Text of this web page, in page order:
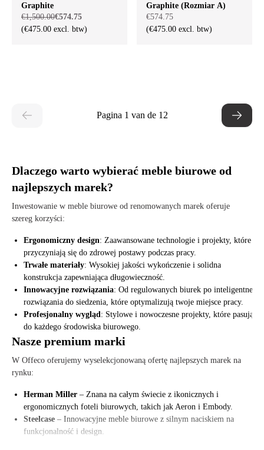
Graphite
€1,500.00€574.75
(€475.00 excl. btw)
Graphite (Rozmiar A)
€574.75
(€475.00 excl. btw)
Pagina 1 van de 12
Dlaczego warto wybierać meble biurowe od
najlepszych marek?
Inwestowanie w meble biurowe od renomowanych marek oferuje
szereg korzyści:
Ergonomiczny design: Zaawansowane technologie i projekty, które
przyczyniają się do zdrowej postawy podczas pracy.
Trwałe materiały: Wysokiej jakości wykończenie i solidna
konstrukcja zapewniająca długowieczność.
Innowacyjne rozwiązania: Od regulowanych biurek po inteligentne
rozwiązania do siedzenia, które optymalizują twoje miejsce pracy.
Profesjonalny wygląd: Stylowe i nowoczesne projekty, które pasują
do każdego środowiska biurowego.
Nasze premium marki
W Offeco oferujemy wyselekcjonowaną ofertę najlepszych marek na
rynku:
Herman Miller – Znana na całym świecie z ikonicznych i
ergonomicznych foteli biurowych, takich jak Aeron i Embody.
Steelcase – Innowacyjne meble biurowe z silnym naciskiem na
funkcjonalność i design.